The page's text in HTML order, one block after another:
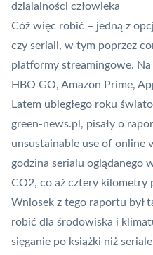
dzialalności człowieka
Cóż więc robić – jedną z
czy seriali, w tym poprzez
platformy streamingowe.
HBO GO, Amazon Prime,
Latem ubiegłego roku
green-news.pl , pisały o
unsustainable use of online
godzina serialu oglądanego
CO2, co aż cztery kilometry
Wniosek z tego raportu był
robić dla środowiska i
sięganie po książki niż